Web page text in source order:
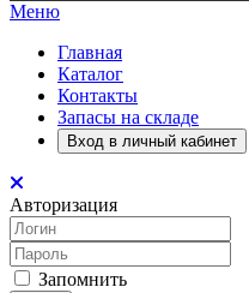
Меню
Главная
Каталог
Контакты
Запасы на складе
Вход в личный кабинет
Авторизация
Запомнить